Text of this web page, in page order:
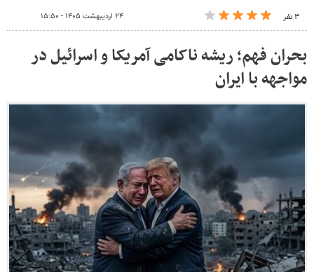
۳ نفر ۲۴ اردیبهشت ۱۴۰۵ - ۱۵:۵۰
بحران فهم؛ ریشه ناکامی آمریکا و اسرائیل در
مواجهه با ایران